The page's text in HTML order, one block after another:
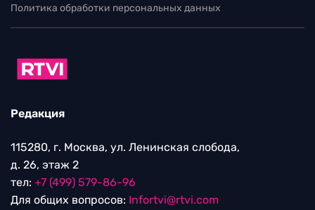
Политика обработки персональных данных
Редакция
115280, г. Москва, ул. Ленинская слобода,
д. 26, этаж 2
тел: +7 (499) 579-86-96
Для общих вопросов: Infortvi@rtvi.com